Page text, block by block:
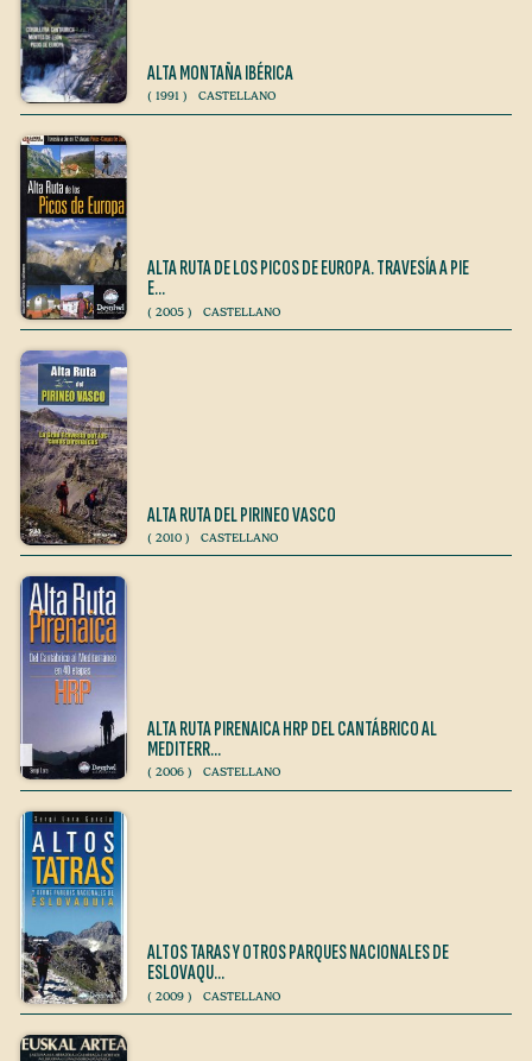
ALTA MONTAÑA IBÉRICA
( 1991 ) CASTELLANO
ALTA RUTA DE LOS PICOS DE EUROPA. TRAVESÍA A PIE
E…
( 2005 ) CASTELLANO
ALTA RUTA DEL PIRINEO VASCO
( 2010 ) CASTELLANO
ALTA RUTA PIRENAICA HRP DEL CANTÁBRICO AL
MEDITERR…
( 2006 ) CASTELLANO
ALTOS TARAS Y OTROS PARQUES NACIONALES DE
ESLOVAQU…
( 2009 ) CASTELLANO